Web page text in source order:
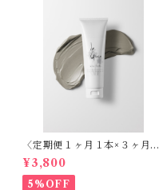
〈定期便１ヶ月１本×３ヶ月〉
クレイクレンジング - ラ・グ
レース 生肌 -（エビデンス取
得済）120ml
¥3,800
5%OFF